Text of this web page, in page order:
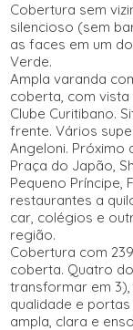
Cobertura sem
silencioso (sem
as faces em um
Verde.
Ampla varanda
coberta, com
Clube Curitibano.
frente. Vários
Angeloni. Próximo
Praça do Japão,
Pequeno Príncipe,
restaurantes a
car, colégios e
região.
Cobertura com
coberta. Quatro
transformar em
qualidade e
ampla, clara e